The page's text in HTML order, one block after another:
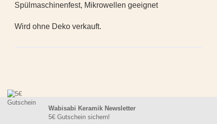
Spülmaschinenfest, Mikrowellen geeignet
Wird ohne Deko verkauft.
Wabisabi Keramik Newsletter
5€ Gutschein sichern!